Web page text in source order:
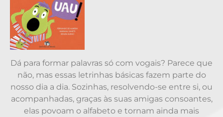
Dá para formar palavras só com vogais? Parece que
não, mas essas letrinhas básicas fazem parte do
nosso dia a dia. Sozinhas, resolvendo-se entre si, ou
acompanhadas, graças às suas amigas consoantes,
elas povoam o alfabeto e tornam ainda mais